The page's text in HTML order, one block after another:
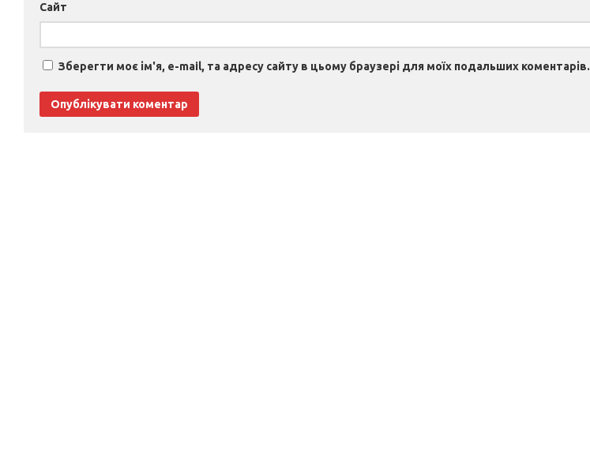
Сайт
Зберегти моє ім'я, e-mail, та адресу сайту в цьому браузері для моїх подальших коментарів.